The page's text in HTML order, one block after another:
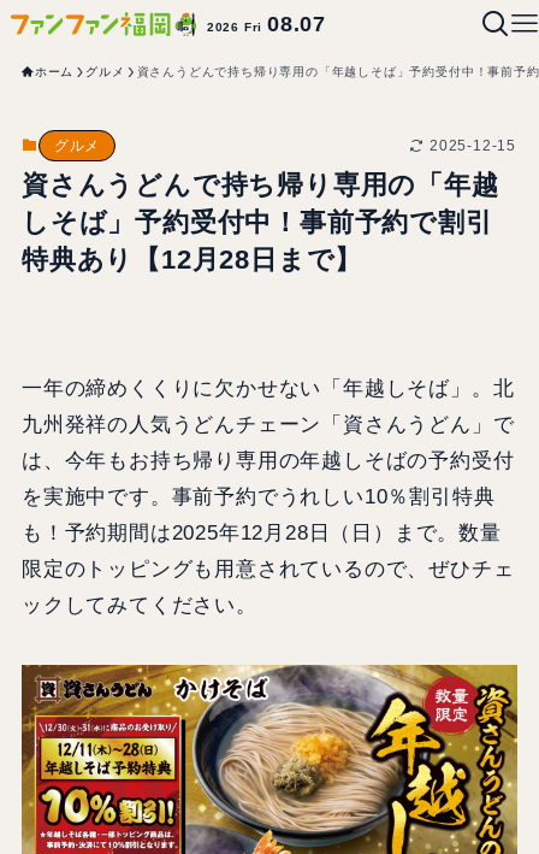
2026 Fri08.07
ホーム グルメ 資さんうどんで持ち帰り専用の「年越しそば」予約受付中！事前予
グルメ 2025-12-15
資さんうどんで持ち帰り専用の「年越
しそば」予約受付中！事前予約で割引
特典あり【12月28日まで】
一年の締めくくりに欠かせない「年越しそば」。北
九州発祥の人気うどんチェーン「資さんうどん」で
は、今年もお持ち帰り専用の年越しそばの予約受付
を実施中です。事前予約でうれしい10％割引特典
も！予約期間は2025年12月28日（日）まで。数量
限定のトッピングも用意されているので、ぜひチェ
ックしてみてください。